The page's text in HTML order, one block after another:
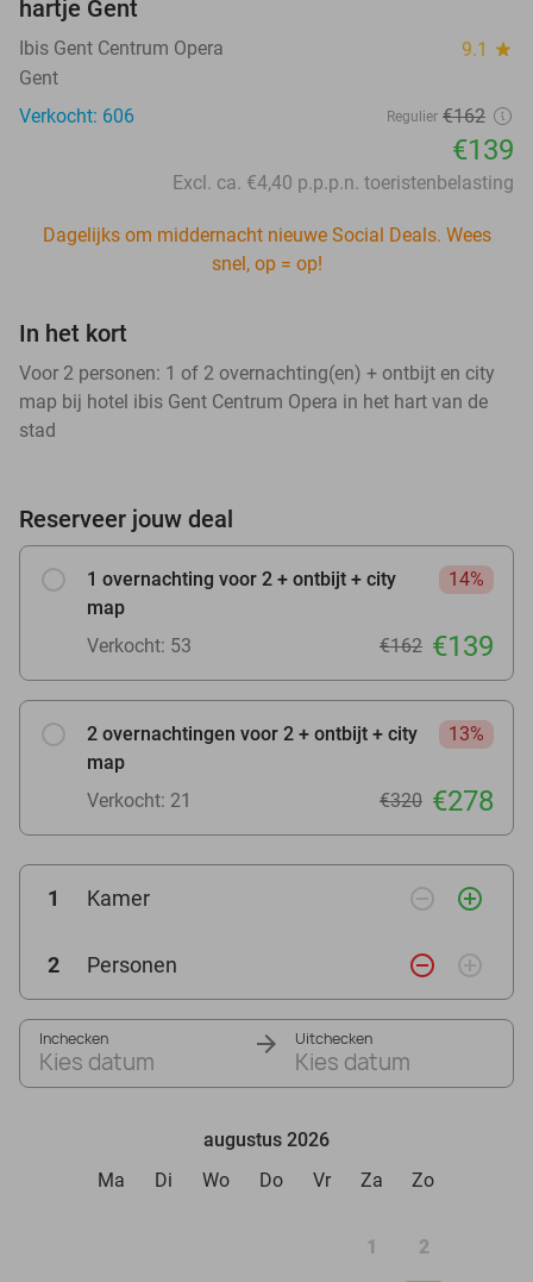
hartje Gent
Ibis Gent Centrum Opera 9.1 star
Gent
Verkocht: 606
Regulier €162
€139
Excl. ca. €4,40 p.p.p.n. toeristenbelasting
Dagelijks om middernacht nieuwe Social Deals. Wees
snel, op = op!
In het kort
Voor 2 personen: 1 of 2 overnachting(en) + ontbijt en city
map bij hotel ibis Gent Centrum Opera in het hart van de
stad
Reserveer jouw deal
1 overnachting voor 2 + ontbijt + city
map
14%
Verkocht: 53 €162 €139
2 overnachtingen voor 2 + ontbijt + city
map
13%
Verkocht: 21 €320 €278
1 Kamer remove_circle_outline add_circle_outline
2 Personen remove_circle_outline add_circle_outline
Inchecken
Kies datum
Uitchecken
Kies datum
augustus 2026
Ma
Di Wo Do Vr Za Zo
1 2